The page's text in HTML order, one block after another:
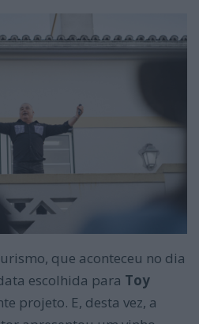
que aconteceu no dia
escolhida para Toy
projeto. E, desta vez, a